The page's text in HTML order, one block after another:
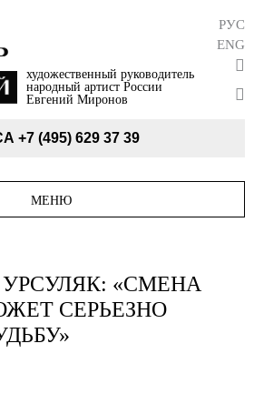
художественный руководитель
народный артист России
Евгений Миронов
РУС
ENG
+7 (495) 629 37 39
МЕНЮ
«СМЕНА
СЕРЬЕЗНО